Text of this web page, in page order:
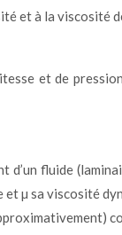
et à la viscosité
et de
d’un fluide
µ sa viscosité